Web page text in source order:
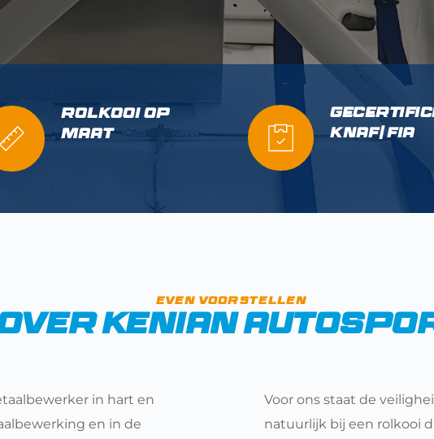
rolkooi op
maat
KNAF/ FIA
even voorstellen
kenian
in hart en
en in de
Voor ons staat de
natuurlijk bij een rolkooi